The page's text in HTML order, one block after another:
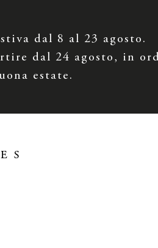
dal 8 al 23 agosto.
dal 24 agosto, in
estate.